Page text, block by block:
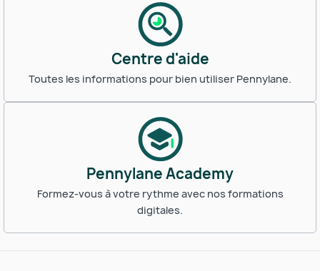
Centre d'aide
Toutes les informations pour bien utiliser Pennylane.
Pennylane Academy
Formez-vous à votre rythme avec nos formations
digitales.